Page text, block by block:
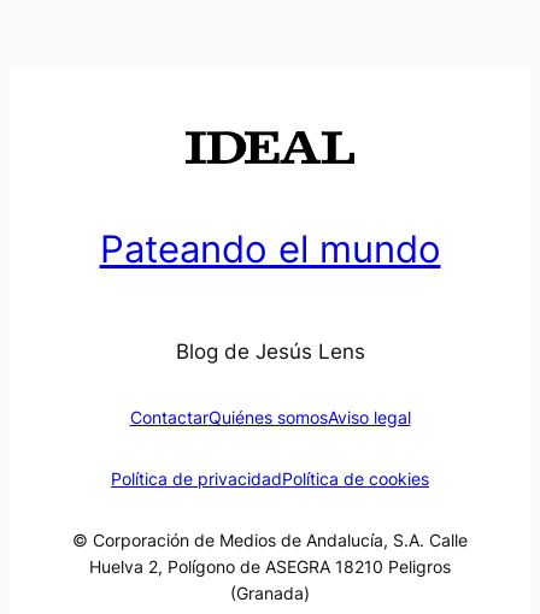
Pateando el mundo
Blog de Jesús Lens
ContactarQuiénes somosAviso legal
Política de privacidadPolítica de cookies
© Corporación de Medios de Andalucía, S.A. Calle
Huelva 2, Polígono de ASEGRA 18210 Peligros
(Granada)